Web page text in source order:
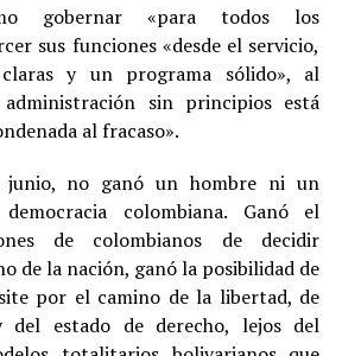
gobernar «para todos los
sus funciones «desde el servicio,
y un programa sólido», al
sin principios está
al fracaso».
junio, no ganó un hombre ni un
colombiana. Ganó el
de colombianos de decidir
de la nación, ganó la posibilidad de
por el camino de la libertad, de
del estado de derecho, lejos del